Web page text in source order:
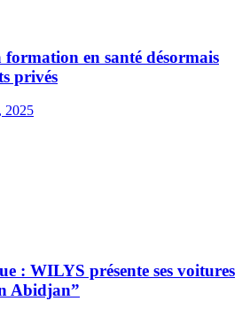
formation en santé désormais
privés
2025
: WILYS présente ses voitures
Abidjan”